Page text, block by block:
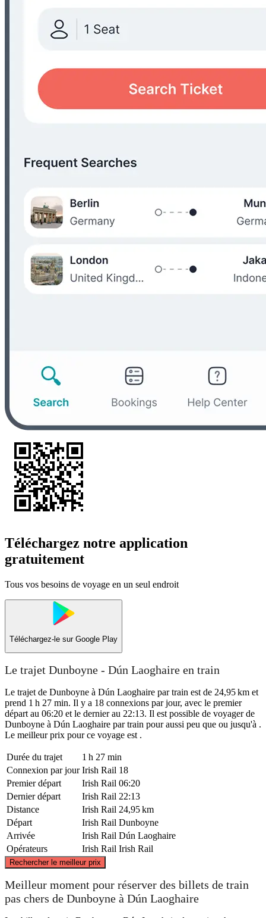
Téléchargez notre application
gratuitement
Tous vos besoins de voyage en un seul endroit
Téléchargez-le sur Google Play
Le trajet Dunboyne - Dún Laoghaire en train
Le trajet de Dunboyne à Dún Laoghaire par train est de 24,95 km et
prend 1 h 27 min. Il y a 18 connexions par jour, avec le premier
départ au 06:20 et le dernier au 22:13. Il est possible de voyager de
Dunboyne à Dún Laoghaire par train pour aussi peu que ou jusqu'à .
Le meilleur prix pour ce voyage est .
Durée du trajet
1 h 27 min
Connexion par jour Irish Rail 18
Premier départ
Irish Rail 06:20
Dernier départ
Irish Rail 22:13
Distance
Irish Rail 24,95 km
Départ
Irish Rail Dunboyne
Arrivée
Irish Rail Dún Laoghaire
Opérateurs
Irish Rail Irish Rail
Rechercher le meilleur prix
Dunboyne
©CARTO
Meilleur moment pour réserver des billets de train
pas chers de Dunboyne à Dún Laoghaire